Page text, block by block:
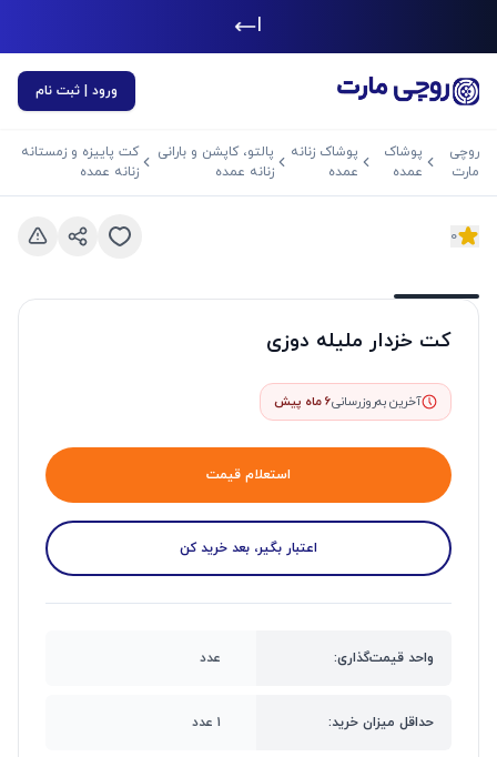
ورود | ثبت نام
روچی
مارت
پوشاک
عمده
پوشاک زنانه
عمده
پالتو، کاپشن و بارانی
زنانه عمده
کت پاییزه و زمستانه
زنانه عمده
0
کت خزدار ملیله دوزی
آخرین به‌روزرسانی6 ماه پیش
استعلام قیمت
اعتبار بگیر، بعد خرید کن
واحد قیمت‌گذاری: عدد
حداقل میزان خرید: ۱ عدد